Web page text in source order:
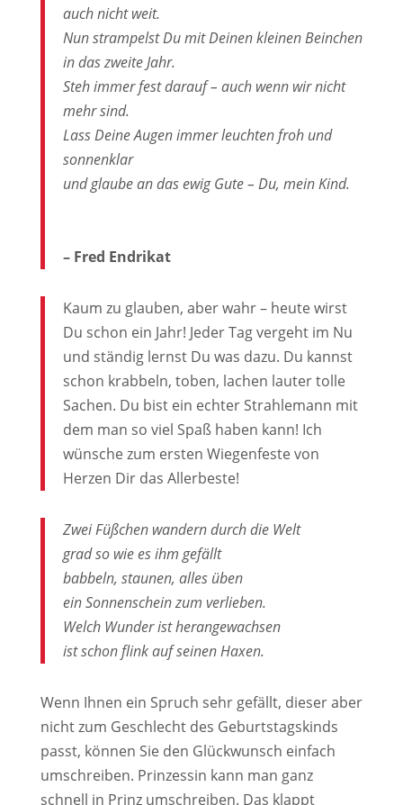
auch nicht weit.
Nun strampelst Du mit Deinen kleinen Beinchen
in das zweite Jahr.
Steh immer fest darauf – auch wenn wir nicht
mehr sind.
Lass Deine Augen immer leuchten froh und
sonnenklar
und glaube an das ewig Gute – Du, mein Kind.
– Fred Endrikat
Kaum zu glauben, aber wahr – heute wirst
Du schon ein Jahr! Jeder Tag vergeht im Nu
und ständig lernst Du was dazu. Du kannst
schon krabbeln, toben, lachen lauter tolle
Sachen. Du bist ein echter Strahlemann mit
dem man so viel Spaß haben kann! Ich
wünsche zum ersten Wiegenfeste von
Herzen Dir das Allerbeste!
Zwei Füßchen wandern durch die Welt
grad so wie es ihm gefällt
babbeln, staunen, alles üben
ein Sonnenschein zum verlieben.
Welch Wunder ist herangewachsen
ist schon flink auf seinen Haxen.
Wenn Ihnen ein Spruch sehr gefällt, dieser aber
nicht zum Geschlecht des Geburtstagskinds
passt, können Sie den Glückwunsch einfach
umschreiben. Prinzessin kann man ganz
schnell in Prinz umschreiben. Das klappt